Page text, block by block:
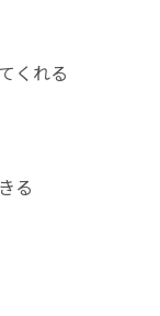
くれる
る